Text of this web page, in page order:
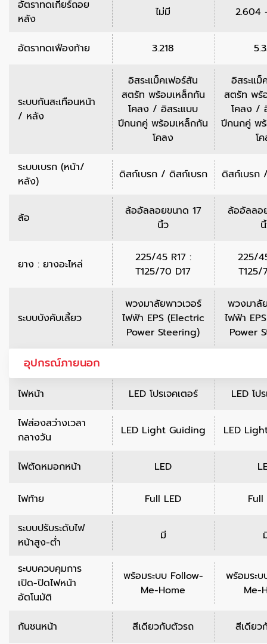
อัตราทดเกียร์ถอย
หลัง
ไม่มี 2.604
อัตราทดเฟืองท้าย 3.218
ระบบกันสะเทือนหน้า
/ หลัง
อิสระแม็คเฟอร์สัน
สตรัท พร้อมเหล็กกัน
โคลง / อิสระแบบ
ปีกนกคู่ พร้อมเหล็กกัน
โคลง
อิสระแม็
สตรัท พร้
โคลง /
ปีกนกคู่ พ
โ
ระบบเบรก (หน้า/
หลัง)
ดิสก์เบรก / ดิสก์เบรก ดิสก์เบรก
ล้อ
ล้ออัลลอยขนาด 17
นิ้ว
ล้ออัลลอ
ยาง : ยางอะไหล่
225/45 R17 :
T125/70 D17
225/
T125/
ระบบบังคับเลี้ยว
พวงมาลัยพาวเวอร์
ไฟฟ้า EPS (Electric
Power Steering)
พวงมาลั
ไฟฟ้า
Power
อุปกรณ์ภายนอก
ไฟหน้า LED โปรเจคเตอร์ LED โป
ไฟส่องสว่างเวลา
กลางวัน
LED Light Guiding LED
ไฟตัดหมอกหน้า LED
ไฟท้าย Full LED Full
ระบบปรับระดับไฟ
หน้าสูง-ต่ำ
มี
ระบบควบคุมการ
เปิด-ปิดไฟหน้า
อัตโนมัติ
พร้อมระบบ Follow-
Me-Home
พร้อมระ
Me-
กันชนหน้า สีเดียวกับตัวรถ สีเดียว